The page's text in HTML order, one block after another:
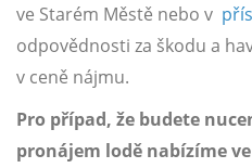
ve Starém Městě nebo v
odpovědnosti za škodu a
v ceně nájmu.
Pro případ, že budete
pronájem lodě nabízíme ve